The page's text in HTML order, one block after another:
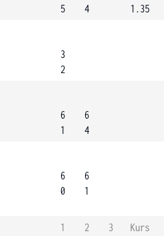
5
4
1.35
3
2
6
1
6
4
6
0
6
1
1 2 3
Kurs